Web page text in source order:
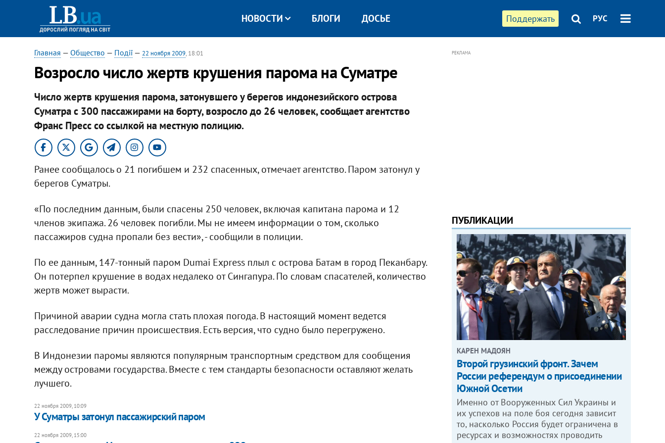
Поддержать РУС
НОВОСТИ БЛОГИ ДОСЬЕ
Главная — Общество — Події— 22 ноября 2009, 18:01
Возросло число жертв крушения парома на Суматре
Число жертв крушения парома, затонувшего у берегов индонезийского острова
Суматра с 300 пассажирами на борту, возросло до 26 человек, сообщает агентство
Франс Пресс со ссылкой на местную полицию.
Ранее сообщалось о 21 погибшем и 232 спасенных, отмечает агентство. Паром затонул у
берегов Суматры.
«По последним данным, были спасены 250 человек, включая капитана парома и 12
членов экипажа. 26 человек погибли. Мы не имеем информации о том, сколько
пассажиров судна пропали без вести», - сообщили в полиции.
По ее данным, 147-тонный паром Dumai Express плыл с острова Батам в город Пеканбару.
Он потерпел крушение в водах недалеко от Сингапура. По словам спасателей, количество
жертв может вырасти.
Причиной аварии судна могла стать плохая погода. В настоящий момент ведется
расследование причин происшествия. Есть версия, что судно было перегружено.
В Индонезии паромы являются популярным транспортным средством для сообщения
между островами государства. Вместе с тем стандарты безопасности оставляют желать
лучшего.
22 ноября 2009, 10:09
У Суматры затонул пассажирский паром
22 ноября 2009, 15:00
РЕКЛАМА
ПУБЛИКАЦИИ
КАРЕН МАДОЯН
Второй грузинский фронт. Зачем
России референдум о присоединении
Южной Осетии
Именно от Вооруженных Сил Украины и
их успехов на поле боя сегодня зависит
то, насколько Россия будет ограничена в
ресурсах и возможностях проводить